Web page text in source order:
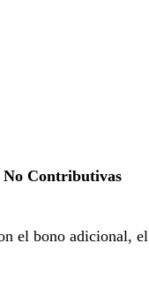
No Contributivas
el bono adicional, el